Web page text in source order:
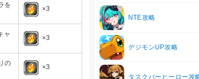
を
×3
ャ
×3
の
×3
NTE攻略
デジモンUP攻略
タスクバーヒーロー攻